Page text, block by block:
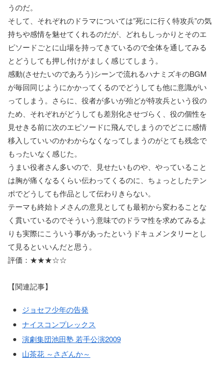
うのだ。
そして、それぞれのドラマについては”死にに行く特攻兵”の気
持ちや感情を魅せてくれるのだが、どれもしっかりとそのエ
ピソードごとに山場を持ってきているので全体を通してみる
とどうしても押し付けがましく感じてしまう。
感動(させたいのであろう)シーンで流れるハナミズキのBGM
が毎回同じようにかかってくるのでどうしても他に意識がい
ってしまう。さらに、役者が多いが殆どが特攻兵という役の
ため、それぞれがどうしても差別化させづらく、役の個性を
見せきる前に次のエピソードに飛んでしまうのでどこに感情
移入していいのかわからなくなってしまうのがとても残念で
もったいなく感じた。
うまい役者さん多いので、見せたいものや、やっていること
は胸が痛くなるくらい伝わってくるのに、ちょっとしたテン
ポでどうしても作品として伝わりきらない。
テーマも終始トメさんの意見としても最初から変わることな
く貫いているのでそういう意味でのドラマ性を求めてみるよ
りも実際にこういう事があったというドキュメンタリーとし
て見るといいんだと思う。
評価：★★★☆☆
【関連記事】
ジョセフ少年の告発
ナイスコンプレックス
演劇集団池田塾 若手公演2009
山茶花 ～さざんか～